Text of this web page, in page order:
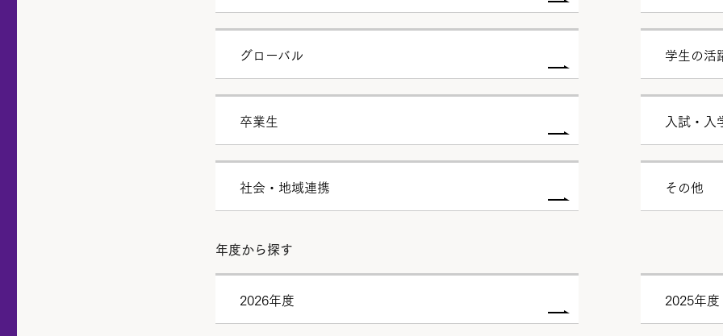
グローバル 学生の活
卒業生 入試・入
社会・地域連携 その他
年度から探す
2026年度 2025年度